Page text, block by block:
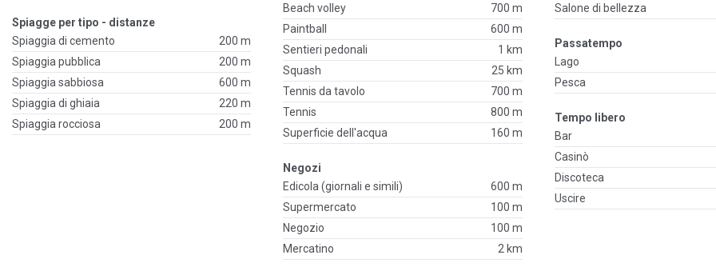
Spiagge per tipo - distanze
Spiaggia di cemento
200 m
Spiaggia pubblica
200 m
Spiaggia sabbiosa
600 m
Spiaggia di ghiaia
220 m
Spiaggia rocciosa
200 m
Beach volley
700 m
Paintball
600 m
Sentieri pedonali
1 km
Squash
25 km
Tennis da tavolo
700 m
Tennis
800 m
Superficie dell'acqua
160 m
Negozi
Edicola (giornali e simili)
600 m
Supermercato
100 m
Negozio
100 m
Mercatino
2 km
Salone di bellezza
Passatempo
Lago
Pesca
Tempo libero
Bar
Casinò
Discoteca
Uscire